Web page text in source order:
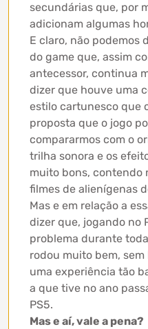
secundárias que, por
adicionam algumas
E claro, não podemos
do game que, assim
antecessor, continua
dizer que houve uma
estilo cartunesco que
proposta que o jogo
compararmos com o
trilha sonora e os
muito bons, contendo
filmes de alienígenas
Mas e em relação a
dizer que, jogando no
problema durante
rodou muito bem,
uma experiência tão
a que tive no ano
PS5.
Mas e aí, vale a pena?